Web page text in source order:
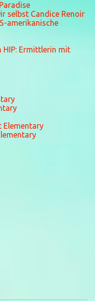
selbst Candice Renoir
amerikanische
HIP: Ermittlerin mit
Elementary